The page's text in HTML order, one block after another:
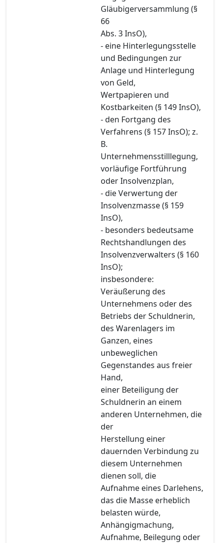
Gläubigerversammlung (§
66
Abs. 3 InsO),
- eine Hinterlegungsstelle
und Bedingungen zur
Anlage und Hinterlegung
von Geld,
Wertpapieren und
Kostbarkeiten (§ 149 InsO),
- den Fortgang des
Verfahrens (§ 157 InsO); z.
B.
Unternehmensstilllegung,
vorläufige Fortführung
oder Insolvenzplan,
- die Verwertung der
Insolvenzmasse (§ 159
InsO),
- besonders bedeutsame
Rechtshandlungen des
Insolvenzverwalters (§ 160
InsO);
insbesondere:
Veräußerung des
Unternehmens oder des
Betriebs der Schuldnerin,
des Warenlagers im
Ganzen, eines
unbeweglichen
Gegenstandes aus freier
Hand,
einer Beteiligung der
Schuldnerin an einem
anderen Unternehmen, die
der
Herstellung einer
dauernden Verbindung zu
diesem Unternehmen
dienen soll, die
Aufnahme eines Darlehens,
das die Masse erheblich
belasten würde,
Anhängigmachung,
Aufnahme, Beilegung oder